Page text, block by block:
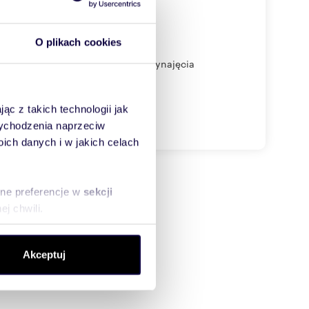
O plikach cookies
z takich technologii jak
naprzeciw
danych i w jakich celach
preferencje w sekcji
chwili.
społecznościowym,
od Ciebie lub
Akceptuj
gospodarczą.Polecam!! Do wynajęcia